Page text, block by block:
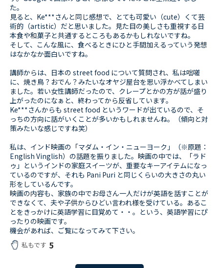
た。
見ると、Ke***さんと同じ感想で、とても可愛い（cute）くて芸
術的（artistic）だと思いました。見た目の美しさも重視する日
本食や和菓子と共通するところもあるかもしれないですね。
そして、こんな風に、食べるときにひと手間加えるっていう発想
はなかなか面白いですね。
講師からは、日本の street food について質問され、私は咄嗟
に、焼き鳥？おでん？みたいなオヤジ屋台を思い浮かべてしまい
ました。若い女性講師だったので、クレープとかの方が話が盛り
上がったのになぁと、終わってから反省しています。
Ke***さんからも street food というワードが出ているので、そ
っちの方向に話がいくことが多いかもしれませんね。（傾向と対
策みたいな感じですね笑）
私は、インド映画の「マダム・イン・ニューヨーク」（※原題：
English Vinglish）の話題を振りました。映画の中では、「ラド
ゥ」というインドの家庭スイーツが、重要なキーアイテムになっ
ているのですが、それも Pani Puri と同じくらいの大きさの丸い
形をしているんです。
映画の内容も、家族の中でお母さん一人だけが英語を話すことが
できなくて、夫や子供からひどい言われ様を受けている。あるこ
とをきっかけに英語学習に目覚めて・・。という、英語学習にぴ
ったりの映画です。
機会があれば、ご覧になってみて下さい。
私もです 5